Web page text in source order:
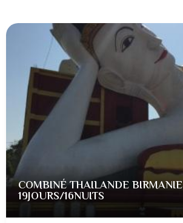
COMBINÉ THAILANDE BIRMANIE
19JOURS/16NUITS